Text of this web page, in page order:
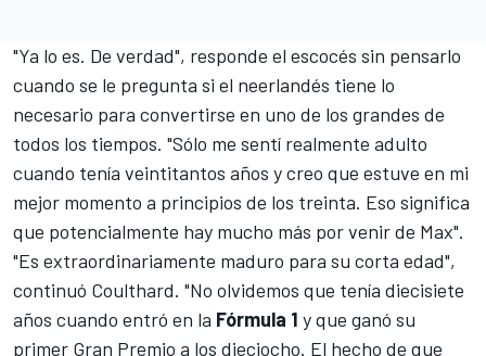
"Ya lo es. De verdad", responde el escocés sin pensarlo
cuando se le pregunta si el neerlandés tiene lo
necesario para convertirse en uno de los grandes de
todos los tiempos. "Sólo me sentí realmente adulto
cuando tenía veintitantos años y creo que estuve en mi
mejor momento a principios de los treinta. Eso significa
que potencialmente hay mucho más por venir de Max".
"Es extraordinariamente maduro para su corta edad",
continuó Coulthard. "No olvidemos que tenía diecisiete
años cuando entró en la Fórmula 1 y que ganó su
primer Gran Premio a los dieciocho. El hecho de que